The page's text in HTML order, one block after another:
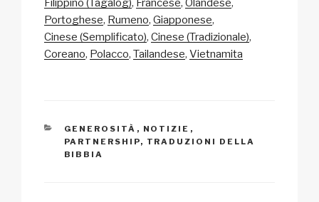
Li
n
b
o
A
p
c
h di
Filippino (Tagalog) Francese Olandese
Portoghese Rumeno Giapponese
Cinese (Semplificato) Cinese (Tradizionale)
Coreano Polacco Tailandese Vietnamita
CATEGORIE
GENEROSITÀ , NOTIZIE ,
PARTNERSHIP, TRADUZIONI DELLA
BIBBIA